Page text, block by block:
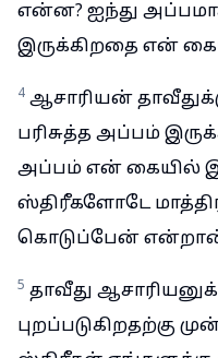
என்ன? ஐந்து
இருக்கிறதை என்
4 ஆசாரியன்
பரிசுத்த அப்பம்
அப்பம் என் கையில்
ஸ்திரீகளோடே
கொடுப்பேன்
5 தாவீது
புறப்படுகிறதற்கு